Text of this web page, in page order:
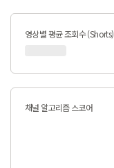
영상별 평균 조회수 (Shorts)
채널 알고리즘 스코어